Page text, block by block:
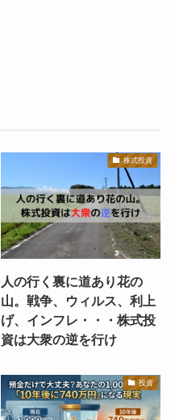
株式投資
人の行く裏に道あり花の
山。戦争、ウィルス、利上
げ、インフレ・・・株式投
資は大衆の逆を行け
投資